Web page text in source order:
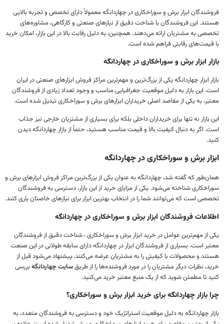
ابزار برش و سوراخکاری در چهاردانگه معمولاً دارای تخصص و تجربه بالایی
این فروشندگان با شناخت دقیق از نیازهای صنعتی و کارگاهی، مشاوره‌های
به مشتریان ارائه می‌دهند. همچنین، به دلیل رقابت بالا در این بازار، امکان خرید
رقابتی فراهم شده است.
ابزار برش و سوراخکاری در چهاردانگه
ابزار چهاردانگه یکی از بزرگ‌ترین و مهم‌ترین مراکز فروش ابزارهای صنعتی در ایران
این بازار به دلیل موقعیت جغرافیایی مناسب و وجود تعداد زیادی از فروشندگان
به یکی از مقاصد اصلی خریداران ابزارهای برش و سوراخکاری تبدیل شده است.
نه تنها برای خریداران داخلی بلکه برای بسیاری از مشتریان خارجی نیز جذاب
اگر به دنبال کیفیت بالا و قیمت مناسب هستید، حتماً از بازار چهاردانگه دیدن
برش و سوراخکاری در چهاردانگه
که گفته شد، چهاردانگه به عنوان یکی از بزرگ‌ترین مراکز فروش ابزارهای برش و
شناخته می‌شود. یکی از مزایای خرید از این بازار، دسترسی به فروشندگان
است که می‌توانند شما را در انتخاب بهترین ابزار برای نیازهای خاصتان یاری کنند.
فروشندگان ابزار برش و سوراخکاری در چهاردانگه
از مهم‌ترین عوامل در خرید ابزار برش و سوراخکاری ، شناخت دقیق از فروشندگان
است. بسیاری از فروشندگان ابزار در چهاردانگه دارای سابقه طولانی در این صنعت
و محصولات با کیفیتی را به مشتریان عرضه می‌کنند. پیشنهاد می‌شود قبل از
نظرات دیگر مشتریان را در مورد فروشنده‌ها را از طریقسایت چهاردانگهبررسی
تا مطمئن شوید که از یک منبع معتبر خرید می‌کنید.
بازار چهاردانگه برای خرید ابزار برش و سوراخکاری؟
چهاردانگه به دلیل موقعیت استراتژیک خود و دسترسی به فروشندگان متعدد، به